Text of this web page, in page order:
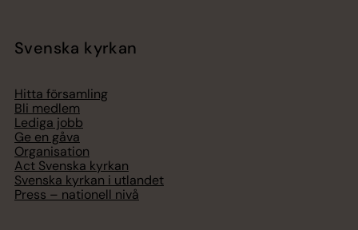
Svenska kyrkan
Hitta församling
Bli medlem
Lediga jobb
Ge en gåva
Organisation
Act Svenska kyrkan
Svenska kyrkan i utlandet
Press – nationell nivå